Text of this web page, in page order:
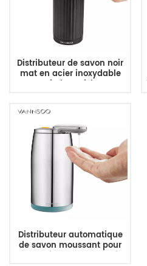
Distributeur de savon noir
mat en acier inoxydable
Kitchen Dish
Distributeur automatique
de savon moussant pour